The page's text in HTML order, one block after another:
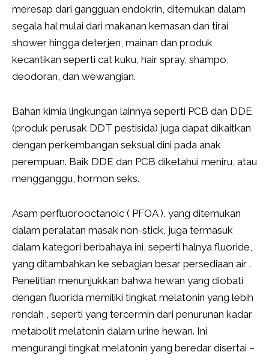
meresap dari gangguan endokrin, ditemukan dalam
segala hal mulai dari makanan kemasan dan tirai
shower hingga deterjen, mainan dan produk
kecantikan seperti cat kuku, hair spray, shampo,
deodoran, dan wewangian.
Bahan kimia lingkungan lainnya seperti PCB dan DDE
(produk perusak DDT pestisida) juga dapat dikaitkan
dengan perkembangan seksual dini pada anak
perempuan. Baik DDE dan PCB diketahui meniru, atau
mengganggu, hormon seks.
Asam perfluorooctanoic ( PFOA ), yang ditemukan
dalam peralatan masak non-stick, juga termasuk
dalam kategori berbahaya ini, seperti halnya fluoride,
yang ditambahkan ke sebagian besar persediaan air .
Penelitian menunjukkan bahwa hewan yang diobati
dengan fluorida memiliki tingkat melatonin yang lebih
rendah , seperti yang tercermin dari penurunan kadar
metabolit melatonin dalam urine hewan. Ini
mengurangi tingkat melatonin yang beredar disertai –